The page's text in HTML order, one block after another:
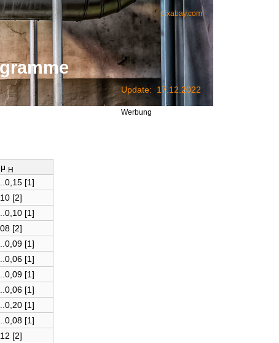
pixabay.com
Update: 17.12.2022
Werbung
μ H
[1]
[2]
[1]
[2]
[1]
[1]
[1]
[1]
[1]
[1]
[2]